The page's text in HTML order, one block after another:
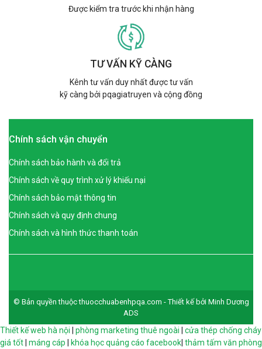
Được kiểm tra trước khi nhận hàng
TƯ VẤN KỸ CÀNG
Kênh tư vấn duy nhất được tư vấn
kỹ càng bởi pqagiatruyen và cộng đồng
Chính sách vận chuyển
Chính sách bảo hành và đổi trả
Chính sách về quy trình xử lý khiếu nại
Chính sách bảo mật thông tin
Chính sách và quy định chung
Chính sách và hình thức thanh toán
© Bản quyền thuộc thuocchuabenhpqa.com - Thiết kế bởi Minh Dương
ADS
Thiết kế web hà nội phòng marketing thuê ngoài
cửa thép chống cháy
giá tốt máng cáp khóa học quảng cáo facebook thảm tấm văn phòng